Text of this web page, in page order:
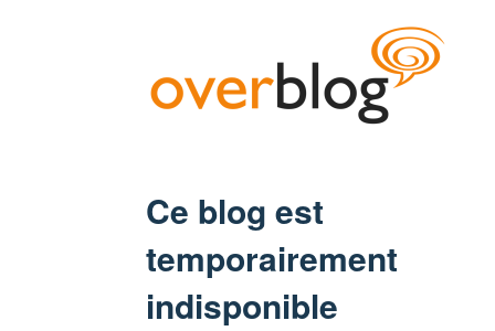
Ce blog est
temporairement
indisponible